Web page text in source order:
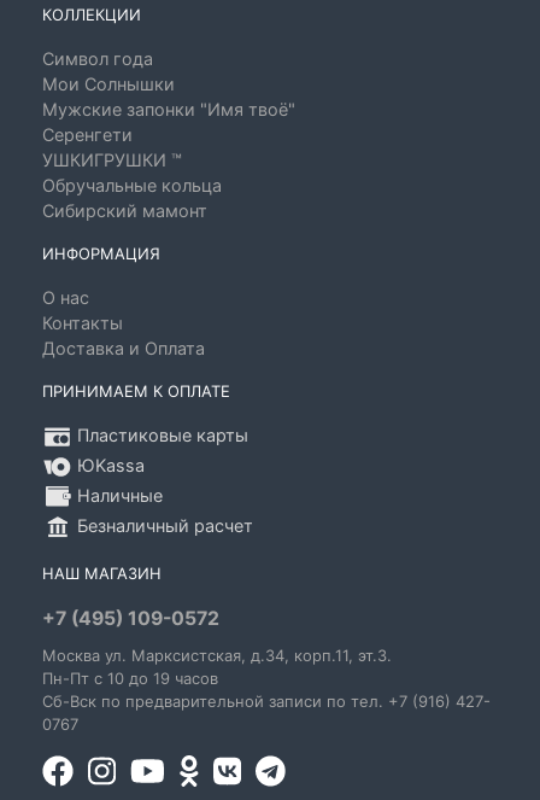
КОЛЛЕКЦИИ
Символ года
Мои Солнышки
Мужские запонки "Имя твоё"
Серенгети
УШКИГРУШКИ ™
Обручальные кольца
Сибирский мамонт
ИНФОРМАЦИЯ
О нас
Контакты
Доставка и Оплата
ПРИНИМАЕМ К ОПЛАТЕ
Пластиковые карты
ЮKassa
Наличные
Безналичный расчет
НАШ МАГАЗИН
+7 (495) 109-0572
Москва ул. Марксистская , д.34, корп.11, эт.3.
Пн-Пт c 10 до 19 часов
Сб-Вск по предварительной записи по тел. +7 (916) 427-
0767